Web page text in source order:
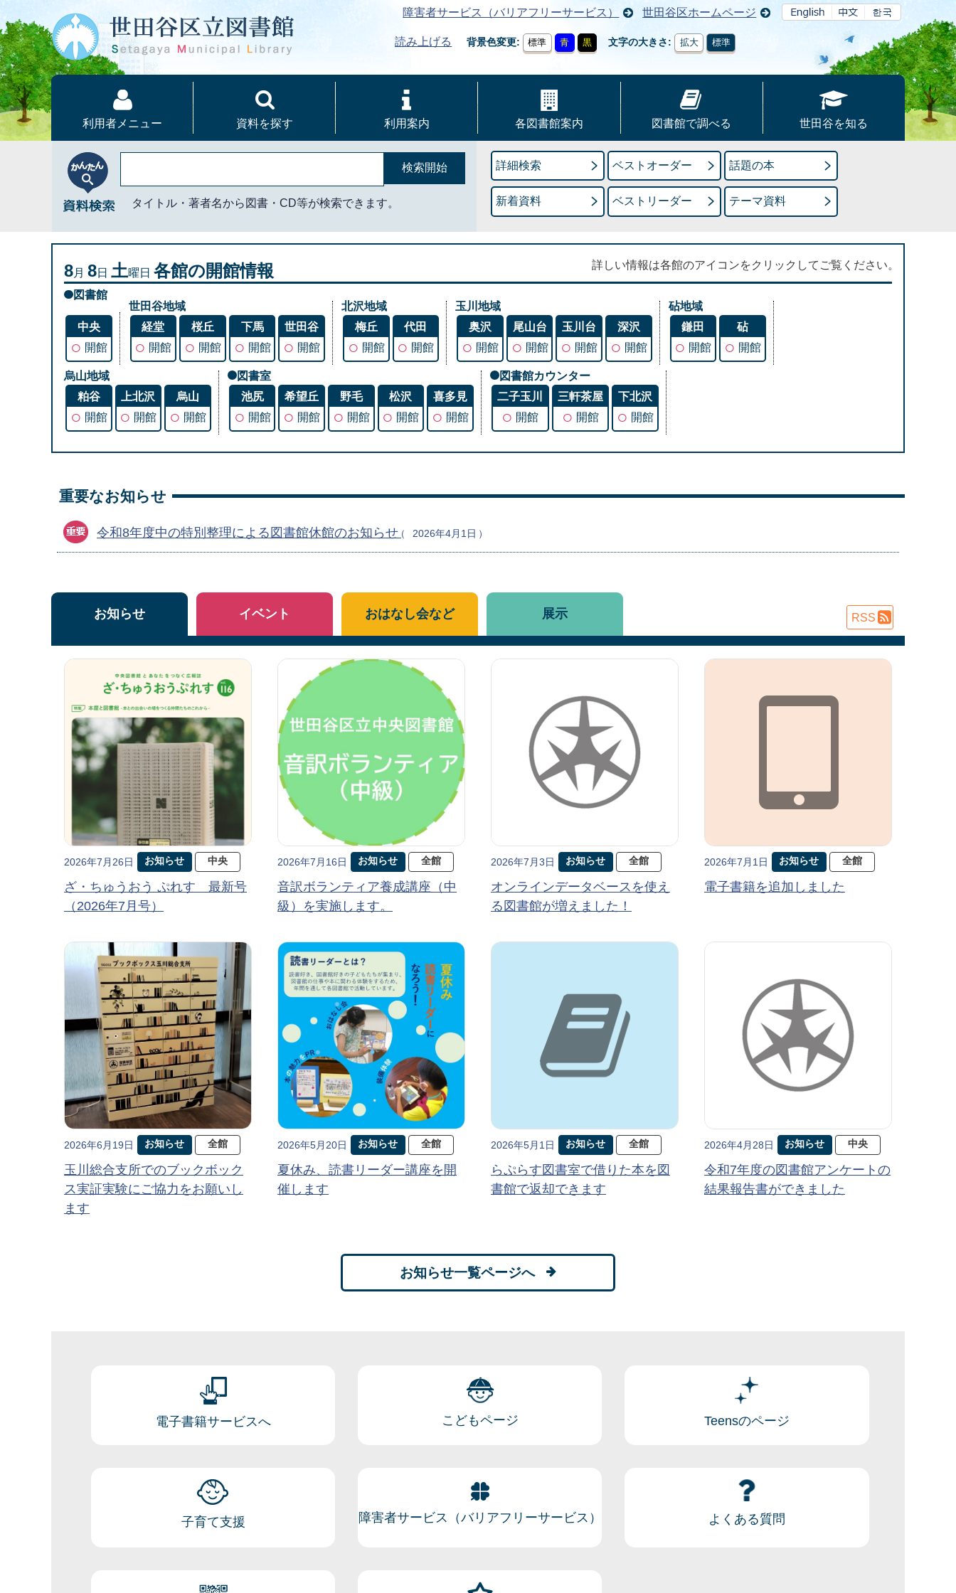
障害者サービス（バリアフリーサービス） 世田谷区ホームページ
読み上げる 背景色変更 標準 青 黒 文字の大きさ 拡大 標準
利用者メニュー 資料を探す 利用案内 各図書館案内 図書館で調べる 世田谷を知る
タイトル・著者名から図書・CD等が検索できます。
詳細検索 ベストオーダー 話題の本
新着資料 ベストリーダー テーマ資料
8月 8日 土曜日 各館の開館情報 詳しい情報は各館のアイコンをクリックしてご覧ください。
図書館
中央
○ 開館
世田谷地域
経堂
○ 開館
桜丘
○ 開館
下馬
○ 開館
世田谷
○ 開館
北沢地域
梅丘
○ 開館
代田
○ 開館
玉川地域
奥沢
○ 開館
尾山台
○ 開館
玉川台
○ 開館
深沢
○ 開館
砧地域
鎌田
○ 開館
砧
○ 開館
烏山地域
粕谷
○ 開館
上北沢
○ 開館
烏山
○ 開館
図書室
池尻
○ 開館
希望丘
○ 開館
野毛
○ 開館
松沢
○ 開館
喜多見
○ 開館
図書館カウンター
二子玉川
○ 開館
三軒茶屋
○ 開館
下北沢
○ 開館
重要なお知らせ
令和8年度中の特別整理による図書館休館のお知らせ 2026年4月1日
お知らせ
2026年7月26日 お知らせ 中央
ざ・ちゅうおう ぷれす 最新号
（2026年7月号）
2026年7月16日 お知らせ 全館
音訳ボランティア養成講座（中
級）を実施します。
2026年7月3日 お知らせ 全館
オンラインデータベースを使え
る図書館が増えました！
2026年7月1日 お知らせ 全館
電子書籍を追加しました
2026年6月19日 お知らせ 全館
玉川総合支所でのブックボック
ス実証実験にご協力をお願いし
ます
2026年5月20日 お知らせ 全館
夏休み、読書リーダー講座を開
催します
2026年5月1日 お知らせ 全館
らぷらす図書室で借りた本を図
書館で返却できます
2026年4月28日 お知らせ 中央
令和7年度の図書館アンケートの
結果報告書ができました
お知らせ一覧ページへ
イベント おはなし会など 展示 RSS
電子書籍サービスへ こどもページ Teensのページ
子育て支援 障害者サービス（バリアフリーサービス） よくある質問